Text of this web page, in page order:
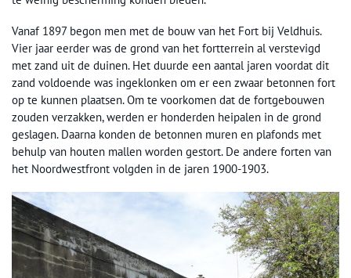
Vanaf 1897 begon men met de bouw van het Fort bij Veldhuis.
Vier jaar eerder was de grond van het fortterrein al verstevigd
met zand uit de duinen. Het duurde een aantal jaren voordat dit
zand voldoende was ingeklonken om er een zwaar betonnen fort
op te kunnen plaatsen. Om te voorkomen dat de fortgebouwen
zouden verzakken, werden er honderden heipalen in de grond
geslagen. Daarna konden de betonnen muren en plafonds met
behulp van houten mallen worden gestort. De andere forten van
het Noordwestfront volgden in de jaren 1900-1903.